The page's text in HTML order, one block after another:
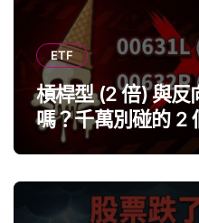
ETF
槓桿型 (2 倍) 與反
嗎？千萬別碰的 2